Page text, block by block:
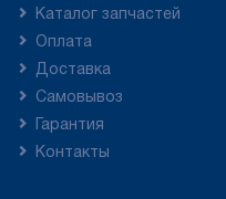
Каталог запчастей
Оплата
Доставка
Самовывоз
Гарантия
Контакты